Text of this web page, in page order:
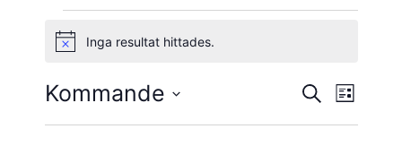
Evenemang
Notis Inga resultat hittades.
Search
SÖK LISTA
Kommande
Välj